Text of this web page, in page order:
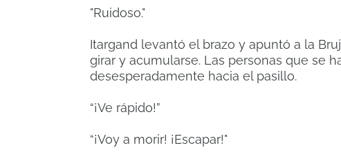
"Ruidoso."
Itargand levantó el brazo y apuntó a la
girar y acumularse. Las personas que se
desesperadamente hacia el pasillo.
“¡Ve rápido!”
“¡Voy a morir! ¡Escapar!"